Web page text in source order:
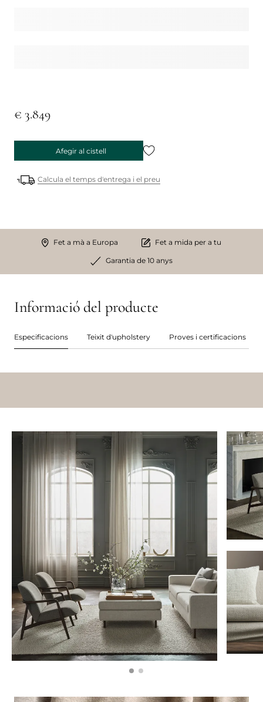
€ 3.849
Afegir al cistell
Calcula el temps d'entrega i el preu
Fet a mà a Europa Fet a mida per a tu
Garantia de 10 anys
Informació del producte
Especificacions Teixit d'upholstery Proves i certificacions